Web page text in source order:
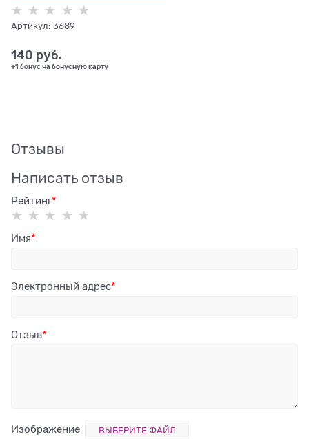
Артикул: 3689
140 руб.
+1 бонус на бонусную карту
Отзывы
Написать отзыв
Рейтинг
Имя
Электронный адрес
Отзыв
Изображение ВЫБЕРИТЕ ФАЙЛ